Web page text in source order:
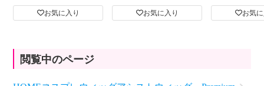
お気に入り お気に入り お気
閲覧中のページ